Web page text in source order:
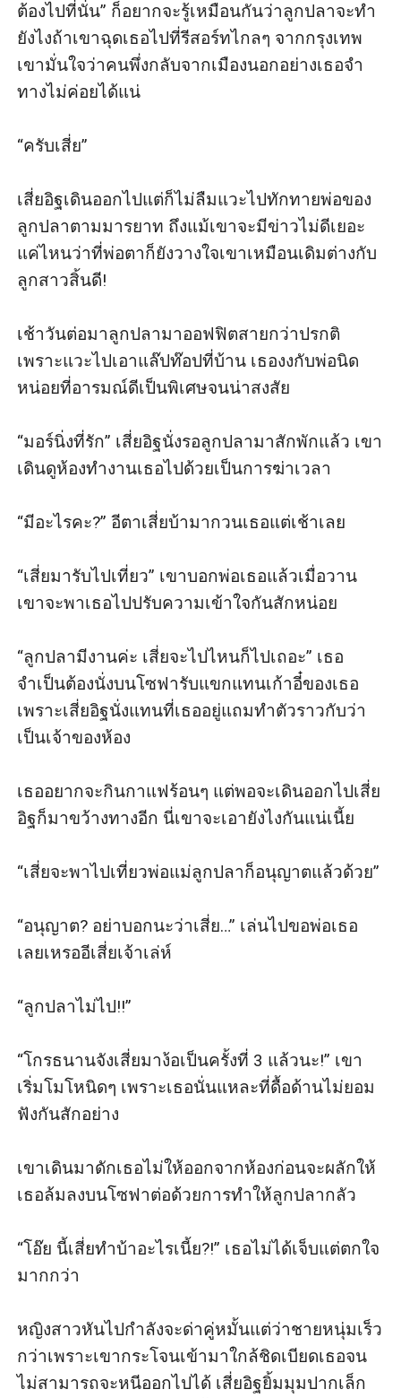
ต้องไปที่นั่น” ก็อยากจะรู้เหมือนกันว่าลูกปลาจะทำ
ยังไงถ้าเขาฉุดเธอไปที่รีสอร์ทไกลๆ จากกรุงเทพ
เขามั่นใจว่าคนพึ่งกลับจากเมืองนอกอย่างเธอจำ
ทางไม่ค่อยได้แน่
“ครับเสี่ย”
เสี่ยอิฐเดินออกไปแต่ก็ไม่ลืมแวะไปทักทายพ่อของ
ลูกปลาตามมารยาท ถึงแม้เขาจะมีข่าวไม่ดีเยอะ
แค่ไหนว่าที่พ่อตาก็ยังวางใจเขาเหมือนเดิมต่างกับ
ลูกสาวสิ้นดี!
เช้าวันต่อมาลูกปลามาออฟฟิตสายกว่าปรกติ
เพราะแวะไปเอาแล๊ปท๊อปที่บ้าน เธองงกับพ่อนิด
หน่อยที่อารมณ์ดีเป็นพิเศษจนน่าสงสัย
“มอร์นิ่งที่รัก” เสี่ยอิฐนั่งรอลูกปลามาสักพักแล้ว เขา
เดินดูห้องทำงานเธอไปด้วยเป็นการฆ่าเวลา
“มีอะไรคะ?” อีตาเสี่ยบ้ามากวนเธอแต่เช้าเลย
“เสี่ยมารับไปเที่ยว” เขาบอกพ่อเธอแล้วเมื่อวาน
เขาจะพาเธอไปปรับความเข้าใจกันสักหน่อย
“ลูกปลามีงานค่ะ เสี่ยจะไปไหนก็ไปเถอะ” เธอ
จำเป็นต้องนั่งบนโซฟารับแขกแทนเก้าอี๋ของเธอ
เพราะเสี่ยอิฐนั่งแทนที่เธออยู่แถมทำตัวราวกับว่า
เป็นเจ้าของห้อง
เธออยากจะกินกาแฟร้อนๆ แต่พอจะเดินออกไปเสี่ย
อิฐก็มาขว้างทางอีก นี่เขาจะเอายังไงกันแน่เนี้ย
“เสี่ยจะพาไปเที่ยวพ่อแม่ลูกปลาก็อนุญาตแล้วด้วย”
“อนุญาต? อย่าบอกนะว่าเสี่ย…” เล่นไปขอพ่อเธอ
เลยเหรออีเสี่ยเจ้าเล่ห์
“ลูกปลาไม่ไป!!”
“โกรธนานจังเสี่ยมาง้อเป็นครั้งที่ 3 แล้วนะ!” เขา
เริ่มโมโหนิดๆ เพราะเธอนั่นแหละที่ดื้อด้านไม่ยอม
ฟังกันสักอย่าง
เขาเดินมาดักเธอไม่ให้ออกจากห้องก่อนจะผลักให้
เธอล้มลงบนโซฟาต่อด้วยการทำให้ลูกปลากลัว
“โอ๊ย นี้เสี่ยทำบ้าอะไรเนี้ย?!” เธอไม่ได้เจ็บแต่ตกใจ
มากกว่า
หญิงสาวหันไปกำลังจะด่าคู่หมั้นแต่ว่าชายหนุ่มเร็ว
กว่าเพราะเขากระโจนเข้ามาใกล้ชิดเบียดเธอจน
ไม่สามารถจะหนีออกไปได้ เสี่ยอิฐยิ้มมุมปากเล็ก